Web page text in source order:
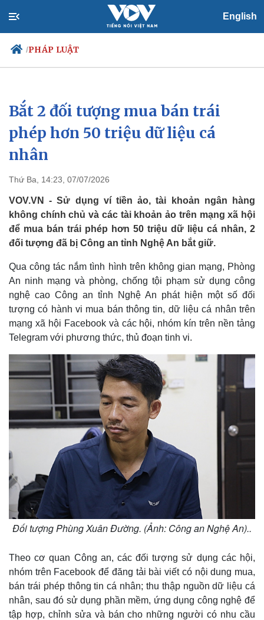
English
/PHÁP LUẬT
Chính trị
Đảng
Tổ chức nhân sự
Quốc hội
Xã hội
Tin 24h
Dự báo thời tiết
Bắt 2 đối tượng mua bán trái
phép hơn 50 triệu dữ liệu cá
nhân
Thứ Ba, 14:23, 07/07/2026
VOV.VN - Sử dụng ví tiền ảo, tài khoản ngân hàng
không chính chủ và các tài khoản ảo trên mạng xã hội
để mua bán trái phép hơn 50 triệu dữ liệu cá nhân, 2
đối tượng đã bị Công an tỉnh Nghệ An bắt giữ.
Qua công tác nắm tình hình trên không gian mạng, Phòng
An ninh mạng và phòng, chống tội phạm sử dụng công
nghệ cao Công an tỉnh Nghệ An phát hiện một số đối
tượng có hành vi mua bán thông tin, dữ liệu cá nhân trên
mạng xã hội Facebook và các hội, nhóm kín trên nền tảng
Telegram với phương thức, thủ đoạn tinh vi.
Đối tượng Phùng Xuân Đường. (Ảnh: Công an Nghệ An)..
Theo cơ quan Công an, các đối tượng sử dụng các hội,
nhóm trên Facebook để đăng tải bài viết có nội dung mua,
bán trái phép thông tin cá nhân; thu thập nguồn dữ liệu cá
nhân, sau đó sử dụng phần mềm, ứng dụng công nghệ để
tập hợp, chỉnh sửa và bán cho những người có nhu cầu